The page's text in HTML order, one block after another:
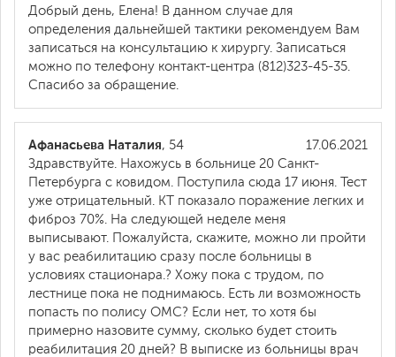
Добрый день, Елена! В данном случае для
определения дальнейшей тактики рекомендуем Вам
записаться на консультацию к хирургу. Записаться
можно по телефону контакт-центра (812)323-45-35.
Спасибо за обращение.
17.06.2021
Афанасьева Наталия, 54
Здравствуйте. Нахожусь в больнице 20 Санкт-
Петербурга с ковидом. Поступила сюда 17 июня. Тест
уже отрицательный. КТ показало поражение легких и
фиброз 70%. На следующей неделе меня
выписывают. Пожалуйста, скажите, можно ли пройти
у вас реабилитацию сразу после больницы в
условиях стационара.? Хожу пока с трудом, по
лестнице пока не поднимаюсь. Есть ли возможность
попасть по полису ОМС? Если нет, то хотя бы
примерно назовите сумму, сколько будет стоить
реабилитация 20 дней? В выписке из больницы врач